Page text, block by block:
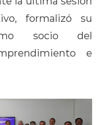
formalizó su
socio del
e